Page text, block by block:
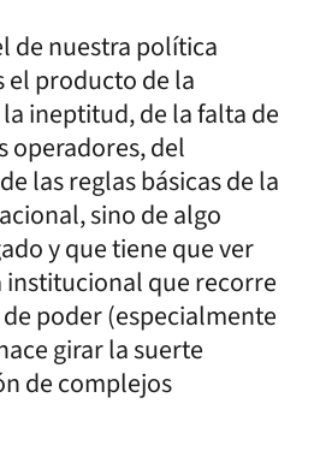
de nuestra política
el producto de la
ineptitud, de la falta de
operadores, del
las reglas básicas de la
sino de algo
y que tiene que ver
que recorre
poder (especialmente
girar la suerte
de complejos